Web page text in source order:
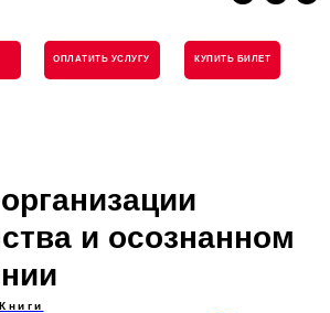
КУПИТЬ БИЛЕТ
ОПЛАТИТЬ УСЛУГУ
и осознанном
Книги